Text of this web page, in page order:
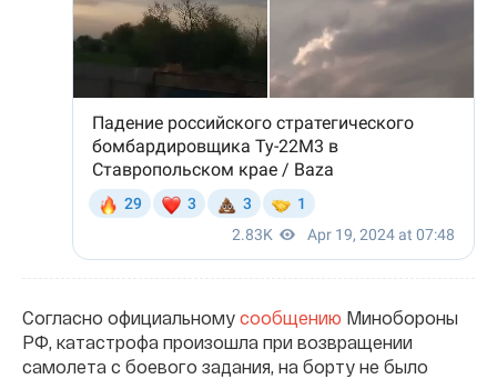
Согласно официальному сообщению Минобороны
РФ, катастрофа произошла при возвращении
самолета с боевого задания, на борту не было